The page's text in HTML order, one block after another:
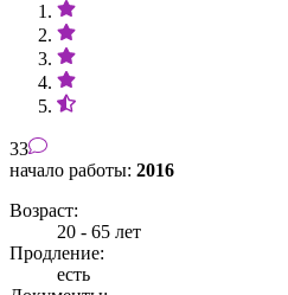
33
начало работы: 2016
Возраст:
20 - 65 лет
Продление:
есть